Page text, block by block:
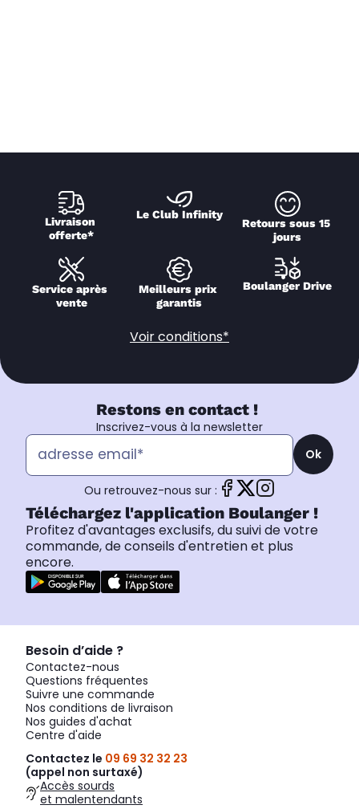
Livraison
offerte*
Le Club Infinity
Retours sous 15
jours
Service après
vente
Meilleurs prix
garantis
Boulanger Drive
Voir conditions*
Restons en contact !
Inscrivez-vous à la newsletter
Ok
Ou retrouvez-nous sur :
Téléchargez l'application Boulanger !
Profitez d'avantages exclusifs, du suivi de votre
commande, de conseils d'entretien et plus
encore.
Besoin d’aide ?
Contactez-nous
Questions fréquentes
Suivre une commande
Nos conditions de livraison
Nos guides d'achat
Centre d'aide
Contactez le 09 69 32 32 23
(appel non surtaxé)
Accès sourds
et malentendants